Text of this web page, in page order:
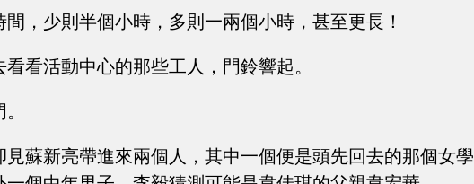
，少則半個小時，多則一兩個小時，甚至更長！
看活動中心的那些工人，門鈴響起。
蘇新亮帶進來兩個人，其中一個便是頭先回去的那個女學